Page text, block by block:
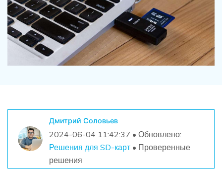
Дмитрий Соловьев
2024-06-04 11:42:37 • Обновлено:
Решения для SD-карт• Проверенные
решения